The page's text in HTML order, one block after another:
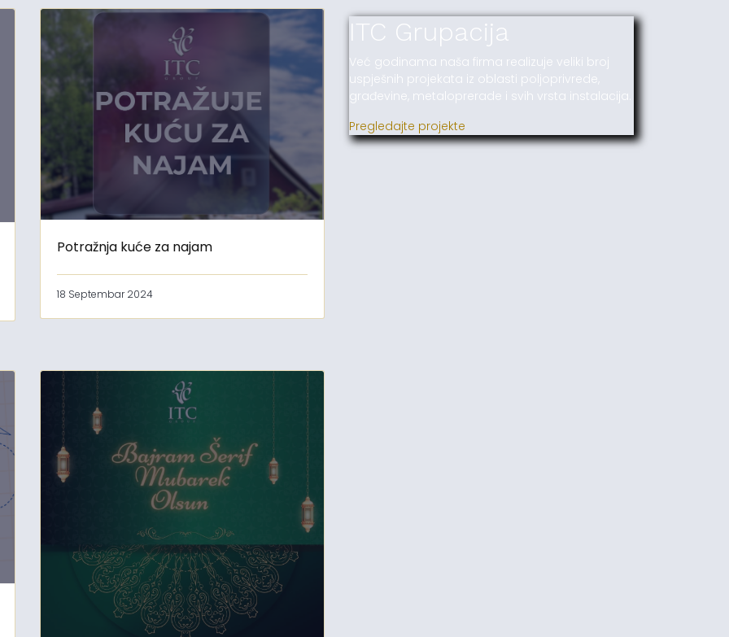
Potražnja kuće za najam
18 Septembar 2024
ITC Grupacija
Već godinama naša firma realizuje veliki broj
uspješnih projekata iz oblasti poljoprivrede,
građevine, metaloprerade i svih vrsta instalacija.
Pregledajte projekte